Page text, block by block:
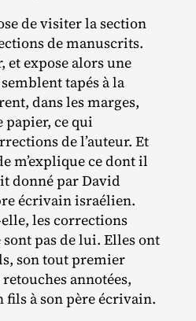
de visiter la section
de manuscrits.
expose alors une
tapés à la
dans les marges,
papier, ce qui
de l’auteur. Et
m’explique ce dont il
donné par David
écrivain israélien.
les corrections
pas de lui. Elles ont
son tout premier
annotées,
fils à son père écrivain.